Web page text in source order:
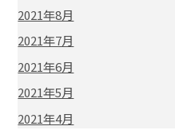
2021年8月
2021年7月
2021年6月
2021年5月
2021年4月